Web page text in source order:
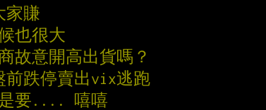
家賺
也很大
故意開高出貨嗎？
跌停賣出vix逃跑
要.... 嘻嘻